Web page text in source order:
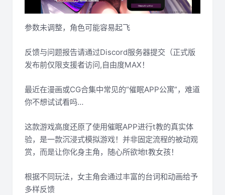
参数未调整，角色可能容易起飞
反馈与问题报告请通过Discord服务器提交（正式版
发布前仅限支援者访问,自由度MAX！
最近在漫画或CG合集中常见的“催眠APP公寓”，难道
你不想试试看吗…
这款游戏高度还原了使用催眠APP进行t教的真实体
验，是一款沉浸式模拟游戏！并非固定流程的被动观
赏，而是让你化身主角，随心所欲地t教女孩！
根据不同玩法，女主角会通过丰富的台词和动画给予
多样反馈